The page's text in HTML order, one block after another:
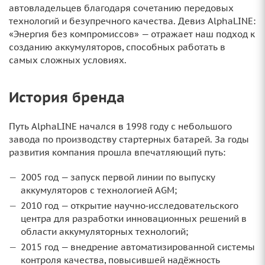
автовладельцев благодаря сочетанию передовых
технологий и безупречного качества. Девиз AlphaLINE:
«Энергия без компромиссов» — отражает наш подход к
созданию аккумуляторов, способных работать в
самых сложных условиях.
История бренда
Путь AlphaLINE начался в 1998 году с небольшого
завода по производству стартерных батарей. За годы
развития компания прошла впечатляющий путь:
2005 год — запуск первой линии по выпуску
аккумуляторов с технологией AGM;
2010 год — открытие научно‑исследовательского
центра для разработки инновационных решений в
области аккумуляторных технологий;
2015 год — внедрение автоматизированной системы
контроля качества, повысившей надёжность